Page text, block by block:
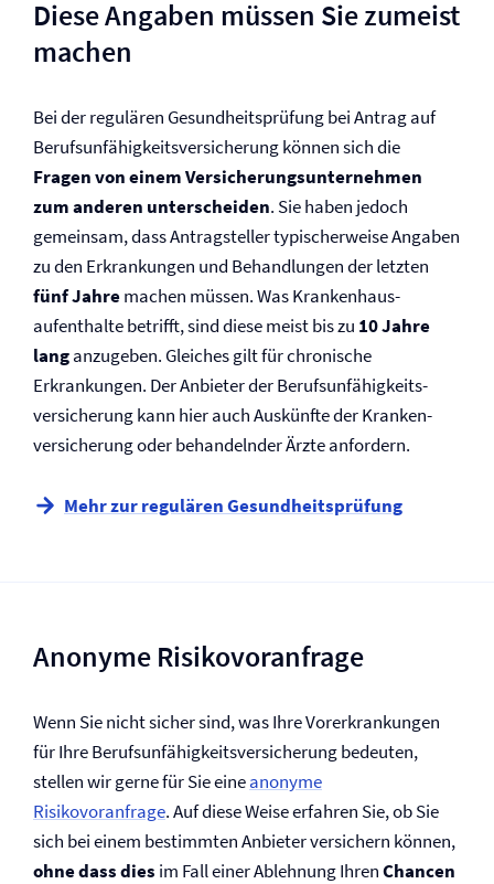
Diese Angaben müssen Sie zumeist
machen
Bei der regulären Gesund­heits­prü­fung bei Antrag auf
Berufs­un­fähig­keits­ver­siche­rung können sich die
Fragen von einem Versicherungs­unternehmen
zum anderen unterscheiden. Sie haben jedoch
gemeinsam, dass Antragsteller typischerweise Angaben
zu den Erkrankungen und Behandlungen der letzten
fünf Jahremachen müssen. Was Kranken­haus­
aufenthalte betrifft, sind diese meist bis zu 10 Jahre
langanzugeben. Gleiches gilt für chronische
Erkrankungen. Der Anbieter der Berufs­unfähigkeits­
versicherung kann hier auch Auskünfte der Kranken­­
versicherung oder behandelnder Ärzte anfordern.
Mehr zur regulären Gesundheitsprüfung
Anonyme Risikovoranfrage
Wenn Sie nicht sicher sind, was Ihre Vor­erkrankungen
für Ihre Berufs­unfähigkeits­versicherung bedeuten,
stellen wir gerne für Sie eineanonyme
Risikovoranfrage. Auf diese Weise erfahren Sie, ob Sie
sich bei einem bestimmten Anbieter versichern können,
ohne dass dies im Fall einer Ablehnung IhrenChancen